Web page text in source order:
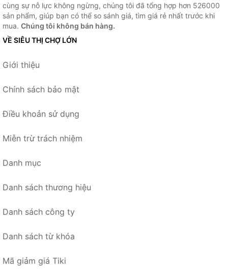
cùng sự nỗ lực không ngừng, chúng tôi đã tổng hợp hơn 526000
sản phẩm, giúp bạn có thể so sánh giá, tìm giá rẻ nhất trước khi
mua. Chúng tôi không bán hàng.
VỀ SIÊU THỊ CHỢ LỚN
Giới thiệu
Chính sách bảo mật
Điều khoản sử dụng
Miễn trừ trách nhiệm
Danh mục
Danh sách thương hiệu
Danh sách công ty
Danh sách từ khóa
Mã giảm giá Tiki